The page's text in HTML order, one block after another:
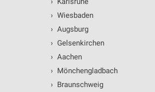
› Wiesbaden
› Augsburg
› Gelsenkirchen
› Aachen
› Mönchengladbach
› Braunschweig